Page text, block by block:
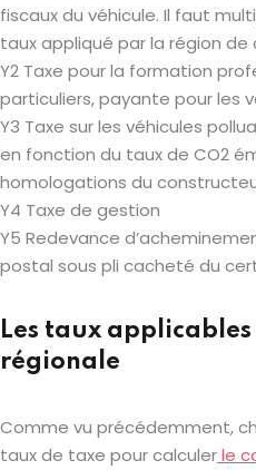
fiscaux du véhicule. Il faut
taux appliqué par la région
Y2 Taxe pour la formation
particuliers, payante pour les
Y3 Taxe sur les véhicules
en fonction du taux de CO2
homologations du
Y4 Taxe de gestion
Y5 Redevance
postal sous pli cacheté du
Les taux
régionale
Comme vu précédemment,
taux de taxe pour calculerle